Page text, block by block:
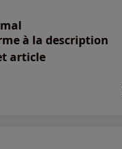
à la description
article